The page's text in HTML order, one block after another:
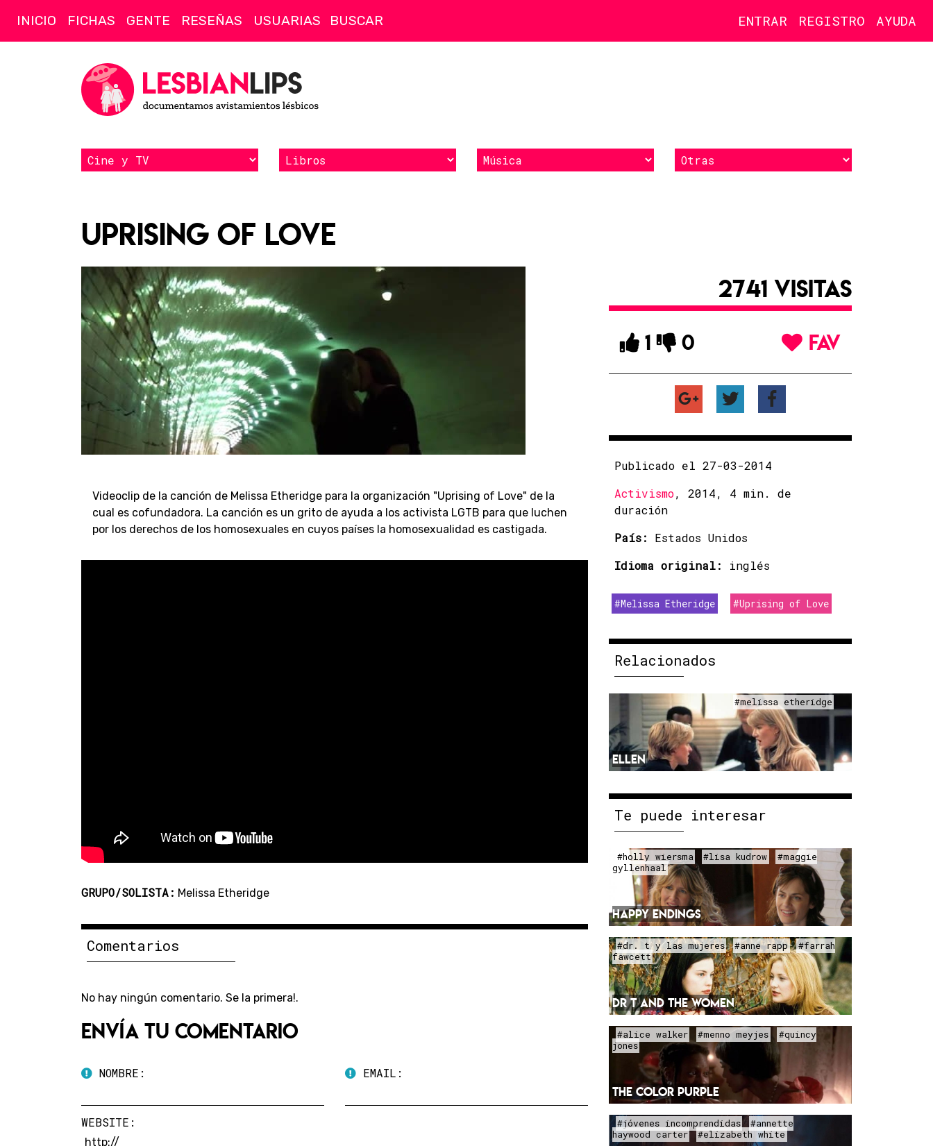
INICIO FICHAS GENTE RESEÑAS USUARIAS ENTRAR REGISTRO AYUDA
Uprising of Love
Videoclip de la canción de Melissa Etheridge para la organización "Uprising of Love" de la
cual es cofundadora. La canción es un grito de ayuda a los activista LGTB para que luchen
por los derechos de los homosexuales en cuyos países la homosexualidad es castigada.
GRUPO/SOLISTA: Melissa Etheridge
Comentarios
No hay ningún comentario. Se la primera!.
Envía tu comentario
NOMBRE: EMAIL:
WEBSITE:
2741 VISITAS
1 0 FAV
Publicado el 27-03-2014
Activismo, 2014, 4 min. de
duración
País: Estados Unidos
Idioma original: inglés
#Melissa Etheridge #Uprising of Love
Relacionados
#melissa etheridge
ELLEN
Te puede interesar
#holly wiersma #lisa kudrow
#maggie
gyllenhaal
HAPPY ENDINGS
#dr. t y las mujeres #anne rapp
#farrah
fawcett
DR T AND THE WOMEN
#alice walker #menno meyjes
#quincy
jones
THE COLOR PURPLE
#jóvenes incomprendidas
#annette
haywood carter
#elizabeth white